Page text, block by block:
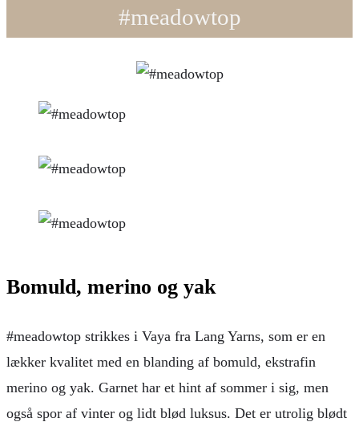
#meadowtop
Bomuld, merino og yak
#meadowtop strikkes i Vaya fra Lang Yarns, som er en
lækker kvalitet med en blanding af bomuld, ekstrafin
merino og yak. Garnet har et hint af sommer i sig, men
også spor af vinter og lidt blød luksus. Det er utrolig blødt